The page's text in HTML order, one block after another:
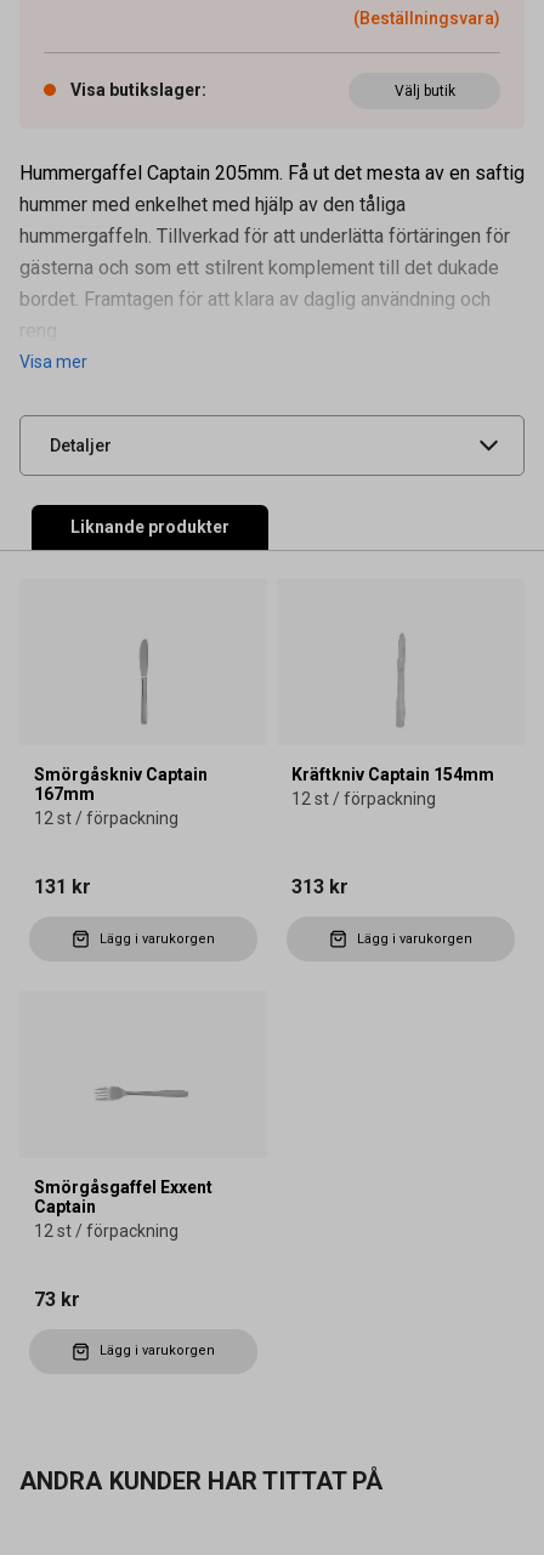
(Beställningsvara)
Visa butikslager: Välj butik
Hummergaffel Captain 205mm. Få ut det mesta av en saftig
hummer med enkelhet med hjälp av den tåliga
hummergaffeln. Tillverkad för att underlätta förtäringen för
gästerna och som ett stilrent komplement till det dukade
bordet. Framtagen för att klara av daglig användning och
Visa mer
Detaljer
Artikelnummer 64560108
Leverantörens
UNSPSC 52151700
Liknande produkter
Smörgåskniv Captain
167mm
12 st / förpackning
131 kr
Lägg i varukorgen
Kräftkniv Captain 154mm
12 st / förpackning
313 kr
Lägg i varukorgen
Smörgåsgaffel Exxent
Captain
12 st / förpackning
73 kr
Lägg i varukorgen
ANDRA KUNDER HAR TITTAT PÅ